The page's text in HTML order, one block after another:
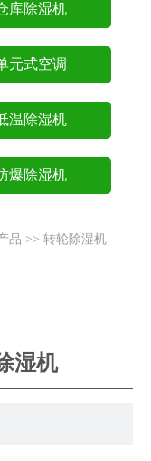
库除湿机
元式空调
温除湿机
爆除湿机
品 >> 转轮除湿机
湿机